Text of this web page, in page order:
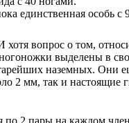
единственная особь
вопрос о том,
выделены в
наземных. Они
2 мм, так и настоящие
2 пары на каждом